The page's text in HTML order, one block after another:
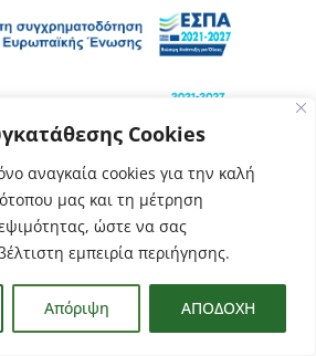
Cookies
αναγκαία cookies για την καλή
μας και τη μέτρηση
ώστε να σας
εμπειρία περιήγησης.
Απόριψη ΑΠΟΔΟΧΗ
Δεδομένων Προσωπικού Χαρακτήρα